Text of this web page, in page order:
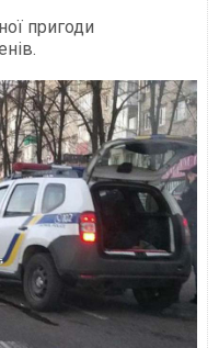
пригоди